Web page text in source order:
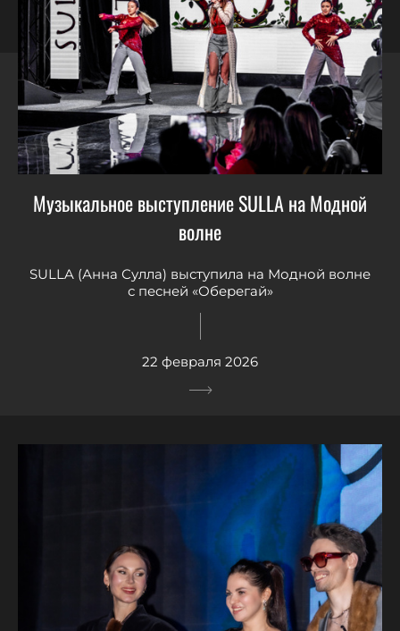
Музыкальное выступление SULLA на Модной
волне
SULLA (Анна Сулла) выступила на Модной волне
с песней «Оберегай»
22 февраля 2026